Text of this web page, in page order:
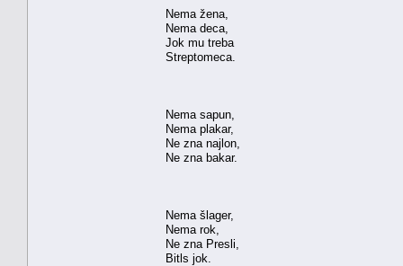
Nema žena,
Nema deca,
Jok mu treba
Streptomeca.
Nema sapun,
Nema plakar,
Ne zna najlon,
Ne zna bakar.
Nema šlager,
Nema rok,
Ne zna Presli,
Bitls jok.